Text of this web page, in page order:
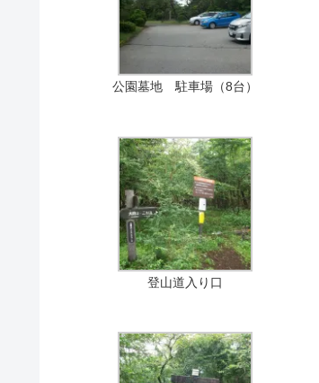
公園墓地 駐車場（8台）
登山道入り口